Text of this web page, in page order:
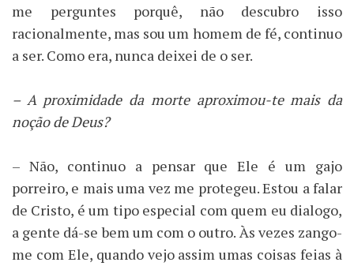
me perguntes porquê, não descubro isso
racionalmente, mas sou um homem de fé, continuo
a ser. Como era, nunca deixei de o ser.
– A proximidade da morte aproximou-te mais da
noção de Deus?
– Não, continuo a pensar que Ele é um gajo
porreiro, e mais uma vez me protegeu. Estou a falar
de Cristo, é um tipo especial com quem eu dialogo,
a gente dá-se bem um com o outro. Às vezes zango-
me com Ele, quando vejo assim umas coisas feias à